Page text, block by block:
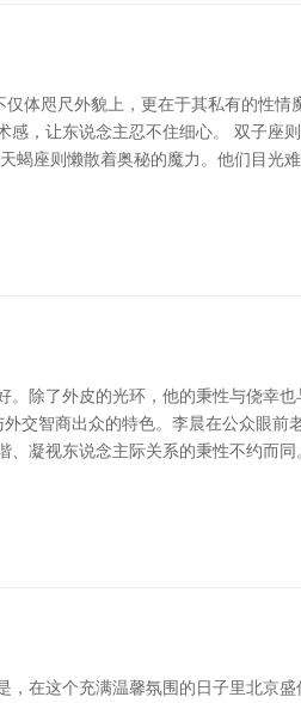
体咫尺外貌上，更在于其私有的性
，让东说念主忍不住细心。 双子座
座则懒散着奥秘的魔力。他们目光
除了外皮的光环，他的秉性与侥幸
交智商出众的特色。李晨在公众眼前
凝视东说念主际关系的秉性不约而
在这个充满温馨氛围的日子里北京